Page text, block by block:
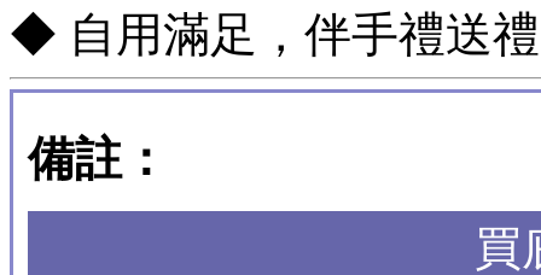
◆ 自用滿足，伴手禮送
備註：
買